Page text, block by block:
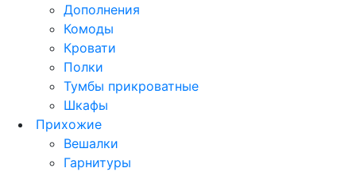
Дополнения
Комоды
Кровати
Полки
Тумбы прикроватные
Шкафы
Прихожие
Вешалки
Гарнитуры